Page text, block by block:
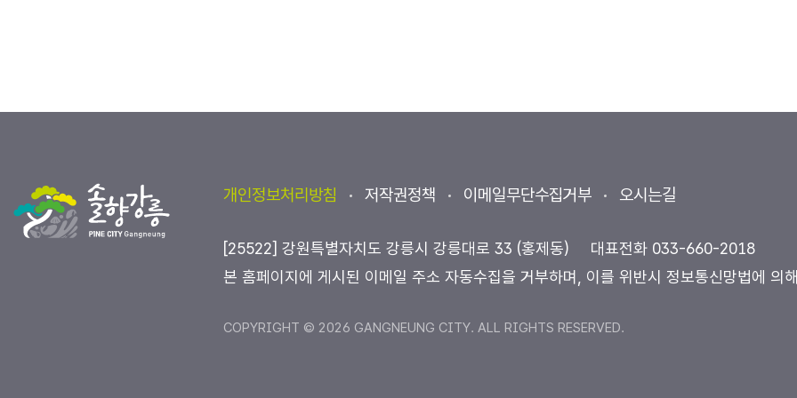
개인정보처리방침 저작권정책 이메일무단수집거부 오시는길
[25522] 강원특별자치도 강릉시 강릉대로 33 (홍제동) 대표전화 033-660-2018
본 홈페이지에 게시된 이메일 주소 자동수집을 거부하며, 이를 위반시 정보통신망법에 의
COPYRIGHT © 2026 GANGNEUNG CITY. ALL RIGHTS RESERVED.